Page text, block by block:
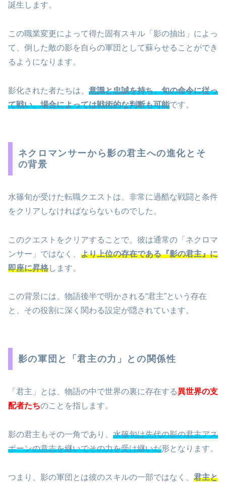
誕生します。
この職業変更によって得た固有スキル「影の抽出」によっ
て、倒した敵の影を自らの軍団として蘇らせることができ
るようになります。
影化された者たちは、 意識と忠誠を持ち、旬の命令に従っ
て戦い、場合によっては戦術的な判断も可能です。
ネクロマンサーから影の君主への進化とそ
の背景
水篠旬が受けた転職クエストは、非常に過酷な戦闘と条件
をクリアしなければならないものでした。
このクエストをクリアすることで、彼は通常の「ネクロマ
ンサー」ではなく、 より上位の存在である『影の君主』に
即座に昇格します。
この背景には、物語後半で明かされる“君主”という存在
と、その役割に深く関わる設定が隠されています。
影の軍団と「君主の力」との関係性
「君主」とは、物語の中で世界の裏に存在する異世界の支
配者たちのことを指します。
影の君主もその一角であり、 水篠旬は先代の影の君主アス
ボーンの意志を継いでその力を受け継いだ形となります。
つまり、影の軍団とは彼のスキルの一部ではなく、 君主と